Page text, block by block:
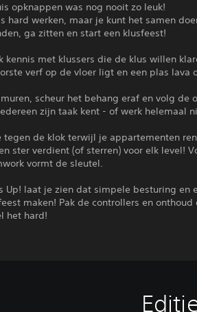
opknappen was nog nooit zo leuk!
hard werken, maar je kunt het samen
ga zitten en start een klusfeest!
kennis met klussers die de klus willen
verf op de vloer ligt en een plas lava
scheur het behang eraf en volg de
zijn taak kent - of werk helemaal
tegen de klok terwijl je appartementen
ster verdient (of sterren) voor elk level!
vormt de sleutel.
Up! laat je zien dat simpele besturing en
maken! Pak de controllers en
het hard!